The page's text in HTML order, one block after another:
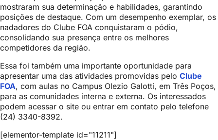
mostraram sua determinação e habilidades, garantindo
posições de destaque. Com um desempenho exemplar, os
nadadores do Clube FOA conquistaram o pódio,
consolidando sua presença entre os melhores
competidores da região.
Essa foi também uma importante oportunidade para
apresentar uma das atividades promovidas pelo Clube
FOA, com aulas no Campus Olezio Galotti, em Três Poços,
para as comunidades interna e externa. Os interessados
podem acessar o site ou entrar em contato pelo telefone
(24) 3340-8392.
[elementor-template id="11211"]